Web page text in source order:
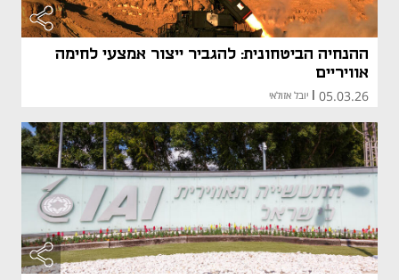
ההנחיה הביטחונית: להגביר ייצור אמצעי לחימה
אוויריים
05.03.26 יובל אזולאי